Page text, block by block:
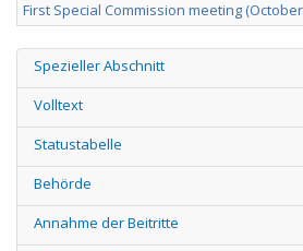
First Special Commission meeting
Spezieller Abschnitt
Volltext
Statustabelle
Behörde
Annahme der Beitritte